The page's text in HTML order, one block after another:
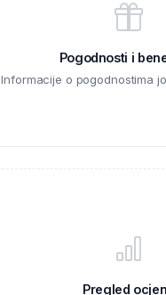
Pogodnosti i
Informacije o pogodnostima
Pregled